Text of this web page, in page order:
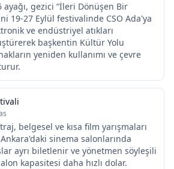
ayağı, gezici “İleri Dönüşen Bir
19-27 Eylül festivalinde CSO Ada'ya
ve endüstriyel atıkları
başkentin Kültür Yolu
yeniden kullanımı ve çevre
belgesel ve kısa film yarışmaları
sinema salonlarında
ayrı biletlenir ve yönetmen söyleşili
kapasitesi daha hızlı dolar.